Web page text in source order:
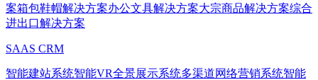
案箱包鞋帽解决方案办公文具解决方案大宗商品解决方案综合
进出口解决方案
SAAS CRM
智能建站系统智能VR全景展示系统多渠道网络营销系统智能